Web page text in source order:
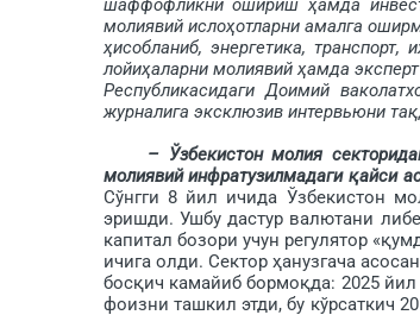
шаффофликни ошириш ҳамда
молиявий ислоҳотларни амалга
ҳисобланиб, энергетика,
лойиҳаларни молиявий ҳамда
Республикасидаги Доимий
журналига эксклюзив интервьюни
– Ўзбекистон молия
молиявий инфратузилмадаги қайси
Сўнгги 8 йил ичида Ўзбекистон
эришди. Ушбу дастур валюта­ни
капитал бозори учун регулятор
ичига олди. Сектор ҳанузгача
бос­қич камайиб бормоқда: 2025 йил
фоизни ташкил этди, бу кўрсаткич